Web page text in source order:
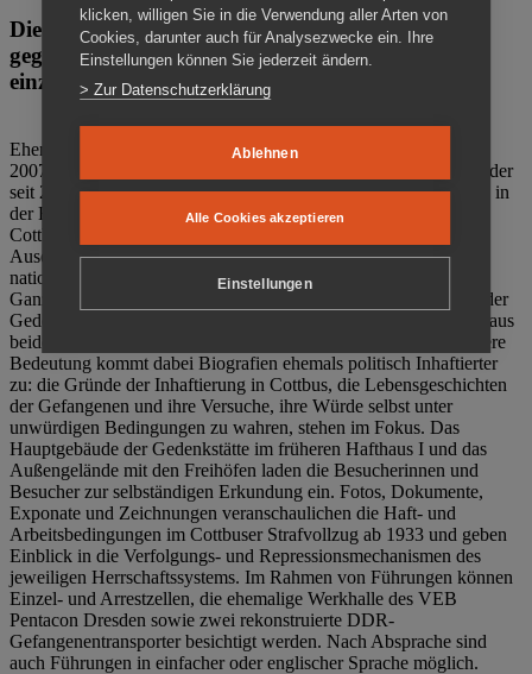
Die Gedenkstätte Zuchthaus Cottbus ist ein Ort
gegen das Vergessen. Anschaulich, nah und
einzigartig.
Ehemalige politische Häftlinge der DDR gründeten im Oktober
2007 den Verein Menschenrechtszentrum Cottbus e. V. (MRZ), der
seit 2011 Eigentümer des ehemaligen Gefängnisses (1860-2002) in
der Bautzener Straße und Träger der Gedenkstätte Zuchthaus
Cottbus ist. Im Zentrum der Arbeit der Gedenkstätte steht die
Auseinandersetzung mit politischem Unrecht während der
nationalsozialistischen Terrorherrschaft und der SED-Diktatur.
Ganzjährig zeigen mehrere Dauer- und Sonderausstellungen in der
Gedenkstätte Zuchthaus Cottbus Beispiele politischen Unrechts aus
beiden deutschen Diktaturen des 20. Jahrhunderts. Eine besondere
Bedeutung kommt dabei Biografien ehemals politisch Inhaftierter
zu: die Gründe der Inhaftierung in Cottbus, die Lebensgeschichten
der Gefangenen und ihre Versuche, ihre Würde selbst unter
unwürdigen Bedingungen zu wahren, stehen im Fokus. Das
Hauptgebäude der Gedenkstätte im früheren Hafthaus I und das
Außengelände mit den Freihöfen laden die Besucherinnen und
Besucher zur selbständigen Erkundung ein. Fotos, Dokumente,
Exponate und Zeichnungen veranschaulichen die Haft- und
Arbeitsbedingungen im Cottbuser Strafvollzug ab 1933 und geben
Einblick in die Verfolgungs- und Repressionsmechanismen des
jeweiligen Herrschaftssystems. Im Rahmen von Führungen können
Einzel- und Arrestzellen, die ehemalige Werkhalle des VEB
Pentacon Dresden sowie zwei rekonstruierte DDR-
Gefangenentransporter besichtigt werden. Nach Absprache sind
auch Führungen in einfacher oder englischer Sprache möglich.
klicken, willigen Sie in die Verwendung aller Arten von
Cookies, darunter auch für Analysezwecke ein. Ihre
Einstellungen können Sie jederzeit ändern.
> Zur Datenschutzerklärung
Ablehnen
Alle Cookies akzeptieren
Einstellungen